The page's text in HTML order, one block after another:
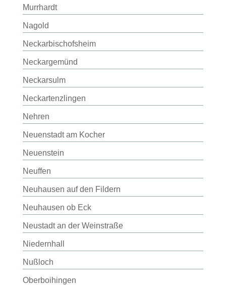
Murrhardt
Nagold
Neckarbischofsheim
Neckargemünd
Neckarsulm
Neckartenzlingen
Nehren
Neuenstadt am Kocher
Neuenstein
Neuffen
Neuhausen auf den Fildern
Neuhausen ob Eck
Neustadt an der Weinstraße
Niedernhall
Nußloch
Oberboihingen